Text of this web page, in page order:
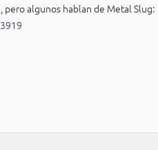
pero algunos hablan de Metal Slug: